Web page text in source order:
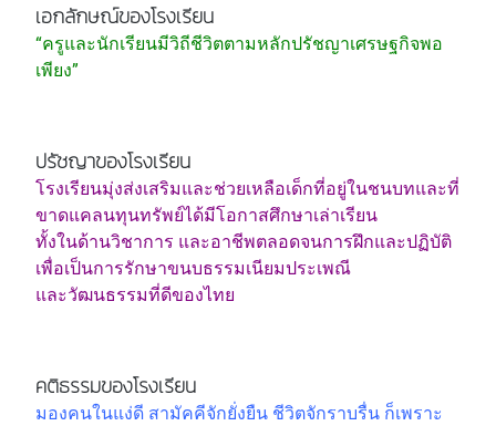
เอกลักษณ์ของโรงเรียน
“ครูและนักเรียนมีวิถีชีวิตตามหลักปรัชญาเศรษฐกิจพอ
เพียง”
ปรัชญาของโรงเรียน
โรงเรียนมุ่งส่งเสริมและช่วยเหลือเด็กที่อยู่ในชนบทและที่
ขาดแคลนทุนทรัพย์ได้มีโอกาสศึกษาเล่าเรียน
ทั้งในด้านวิชาการ และอาชีพตลอดจนการฝึกและปฏิบัติ
เพื่อเป็นการรักษาขนบธรรมเนียมประเพณี
และวัฒนธรรมที่ดีของไทย
คติธรรมของโรงเรียน
มองคนในแง่ดี สามัคคีจักยั่งยืน ชีวิตจักราบรื่น ก็เพราะ